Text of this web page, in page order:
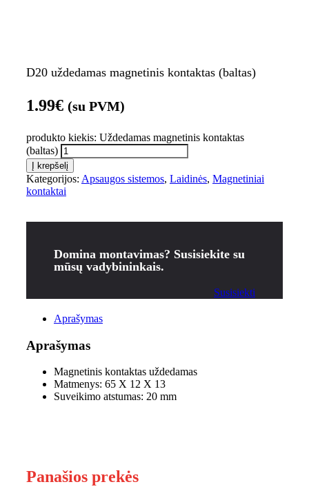
D20 uždedamas magnetinis kontaktas (baltas)
1.99€ (su PVM)
produkto kiekis: Uždedamas magnetinis kontaktas
(baltas)
Į krepšelį
Kategorijos: Apsaugos sistemos, Laidinės, Magnetiniai
kontaktai
Domina montavimas? Susisiekite su
mūsų vadybininkais.
Susisiekti
Aprašymas
Aprašymas
Magnetinis kontaktas uždedamas
Matmenys: 65 X 12 X 13
Suveikimo atstumas: 20 mm
Panašios prekės